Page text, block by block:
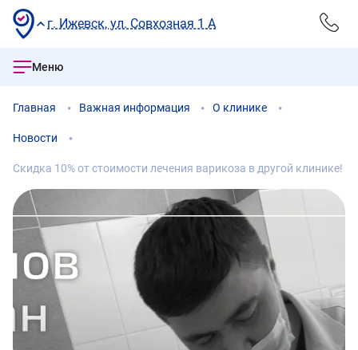
г. Ижевск, ул. Совхозная 1 А
Меню
Главная Важная информация О клинике
Новости
Скидка 10% от стоимости лечения варикоза в другой клинике!